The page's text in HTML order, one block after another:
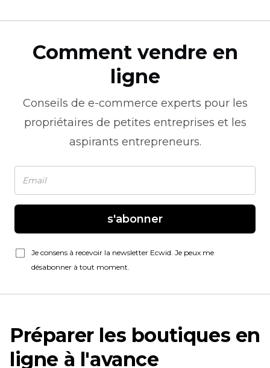
Comment vendre en
ligne
Conseils de e-commerce experts pour les
propriétaires de petites entreprises et les
aspirants entrepreneurs.
s'abonner
Je consens à recevoir la newsletter Ecwid. Je peux me
désabonner à tout moment.
Préparer les boutiques en
ligne à l'avance